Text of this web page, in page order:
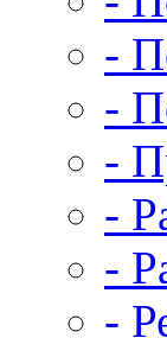
-
-
-
-
-
-